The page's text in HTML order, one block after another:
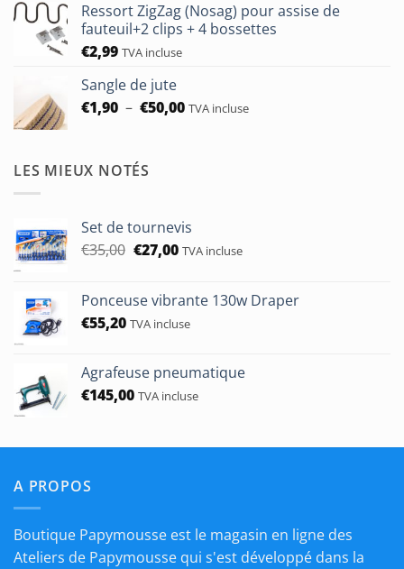
Ressort ZigZag (Nosag) pour assise de
fauteuil+2 clips + 4 bossettes
€2,99 TVA incluse
Sangle de jute
€1,90 – €50,00Plage
TVA incluse
LES MIEUX NOTÉS
Set de tournevis
€35,00 Le
était :
€35,00.
€27,00Le
est :
€27,00.
TVA incluse
Ponceuse vibrante 130w Draper
€55,20 TVA incluse
Agrafeuse pneumatique
€145,00 TVA incluse
A PROPOS
Boutique Papymousse est le magasin en ligne des
Ateliers de Papymousse qui s'est développé dans la